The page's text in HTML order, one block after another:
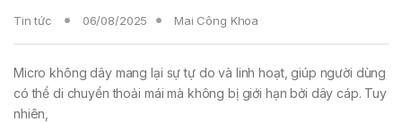
Tin tức 06/08/2025 Mai Công Khoa
Micro không dây mang lại sự tự do và linh hoạt, giúp người dùng
có thể di chuyển thoải mái mà không bị giới hạn bởi dây cáp. Tuy
nhiên,